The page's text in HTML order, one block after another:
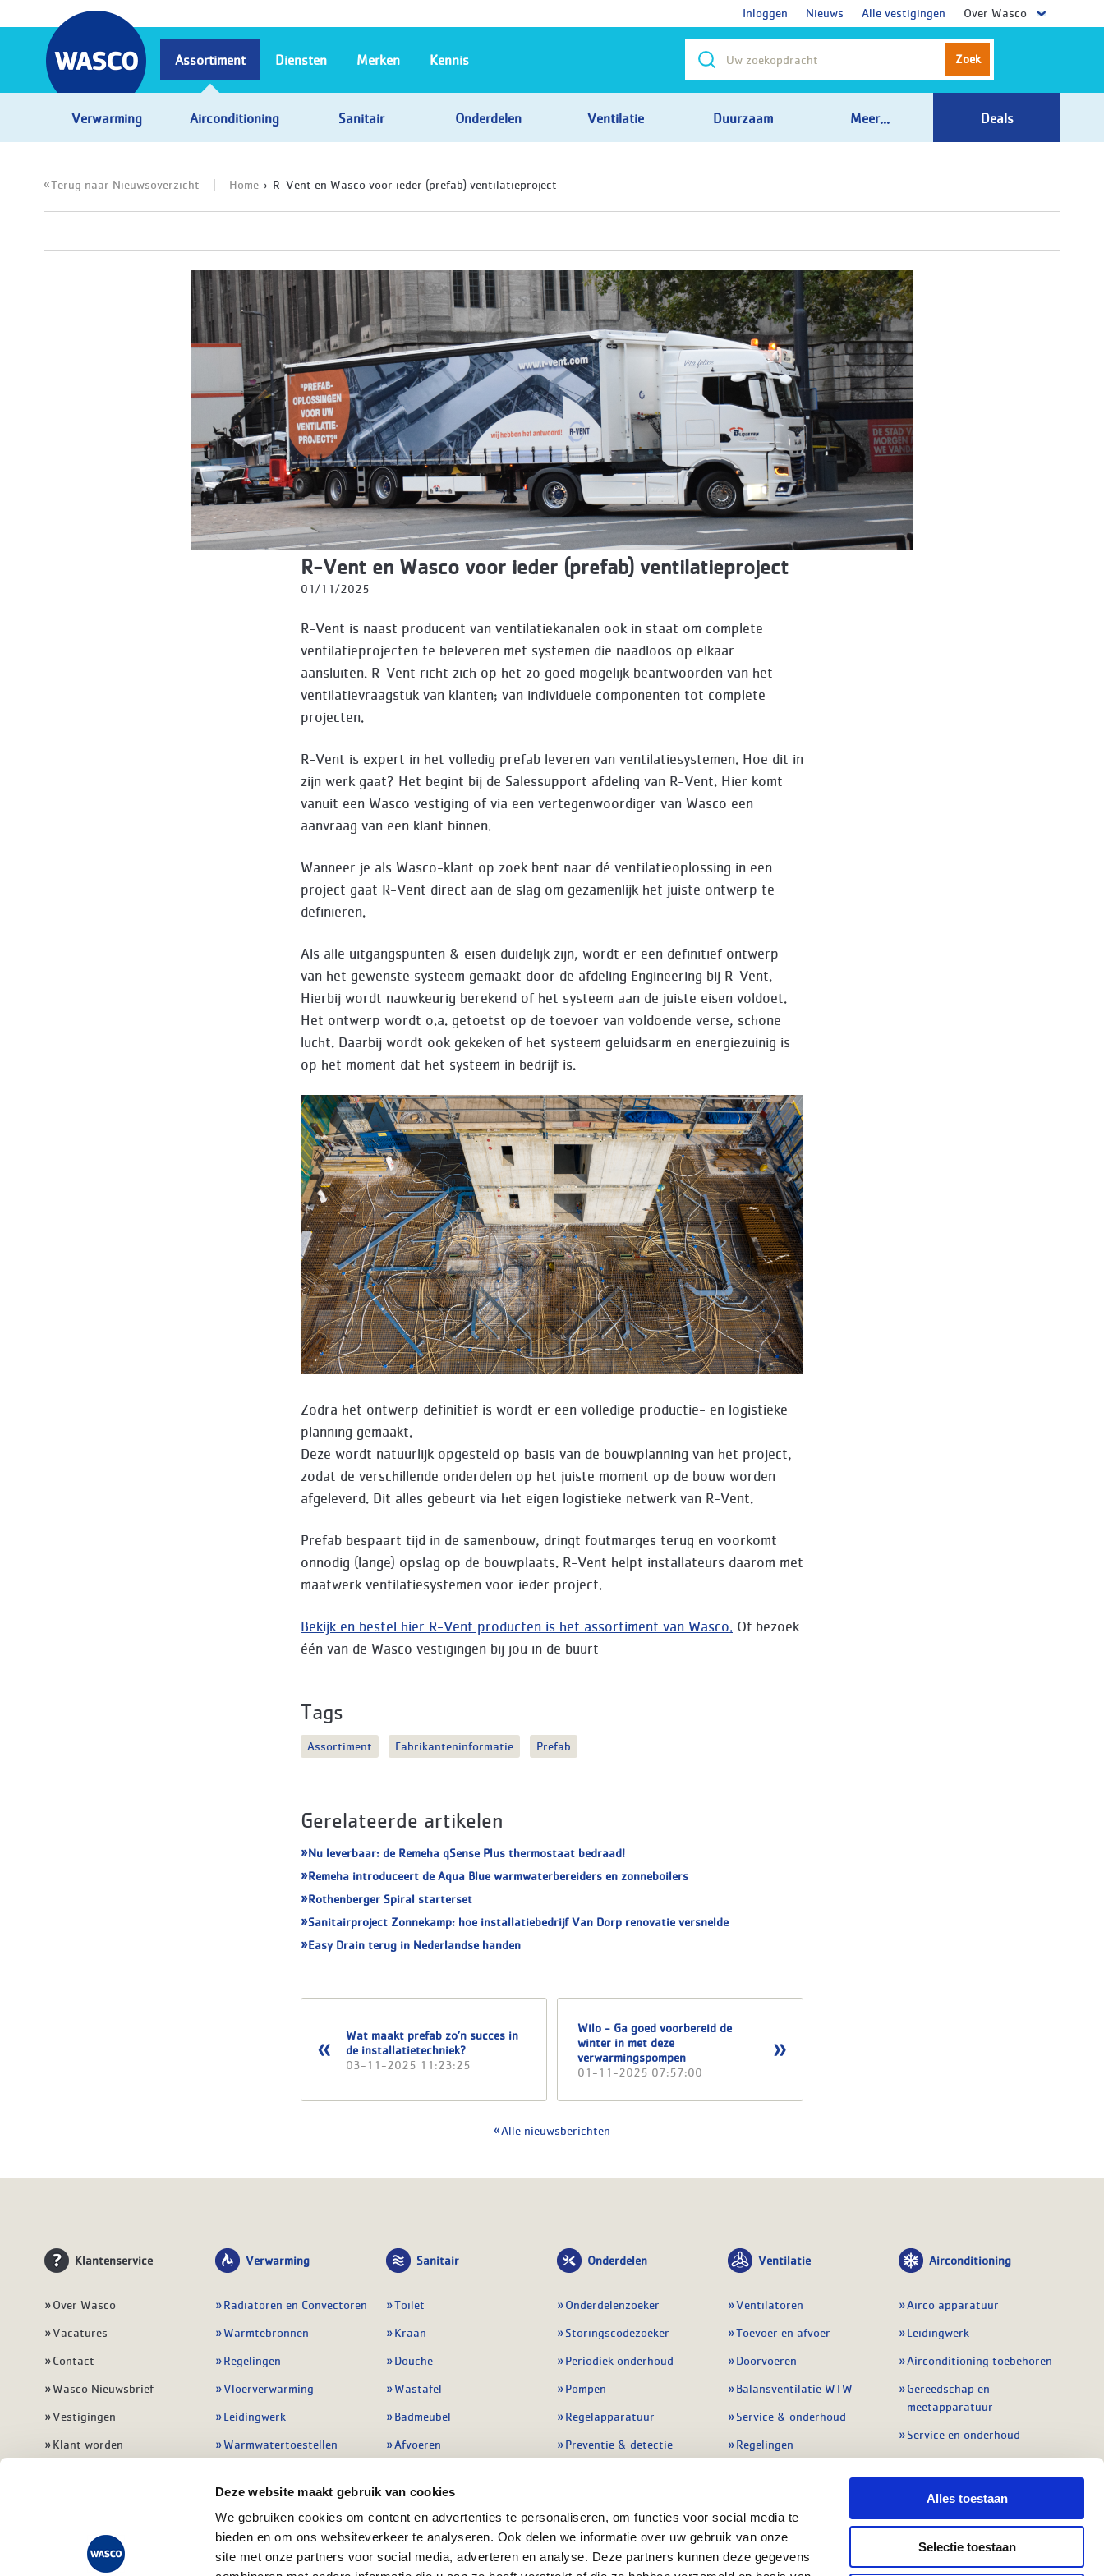
Deze website maakt gebruik van cookies
We gebruiken cookies om content en advertenties te personaliseren, om functies voor social media te
bieden en om ons websiteverkeer te analyseren. Ook delen we informatie over uw gebruik van onze
site met onze partners voor social media, adverteren en analyse. Deze partners kunnen deze gegevens
Alles toestaan
Selectie toestaan
Inloggen Nieuws Alle vestigingen Over Wasco
Zoek
Assortiment
Verwarming Airconditioning Sanitair Onderdelen Ventilatie Duurzaam Meer... Deals
Diensten Merken Kennis
Terug naar Nieuwsoverzicht Home R-Vent en Wasco voor ieder (prefab) ventilatieproject
R-Vent en Wasco voor ieder (prefab) ventilatieproject
01/11/2025
R-Vent is naast producent van ventilatiekanalen ook in staat om complete
ventilatieprojecten te beleveren met systemen die naadloos op elkaar
aansluiten. R-Vent richt zich op het zo goed mogelijk beantwoorden van het
ventilatievraagstuk van klanten; van individuele componenten tot complete
projecten.
R-Vent is expert in het volledig prefab leveren van ventilatiesystemen. Hoe dit in
zijn werk gaat? Het begint bij de Salessupport afdeling van R-Vent. Hier komt
vanuit een Wasco vestiging of via een vertegenwoordiger van Wasco een
aanvraag van een klant binnen.
Wanneer je als Wasco-klant op zoek bent naar dé ventilatieoplossing in een
project gaat R-Vent direct aan de slag om gezamenlijk het juiste ontwerp te
definiëren.
Als alle uitgangspunten & eisen duidelijk zijn, wordt er een definitief ontwerp
van het gewenste systeem gemaakt door de afdeling Engineering bij R-Vent.
Hierbij wordt nauwkeurig berekend of het systeem aan de juiste eisen voldoet.
Het ontwerp wordt o.a. getoetst op de toevoer van voldoende verse, schone
lucht. Daarbij wordt ook gekeken of het systeem geluidsarm en energiezuinig is
op het moment dat het systeem in bedrijf is.
Zodra het ontwerp definitief is wordt er een volledige productie- en logistieke
planning gemaakt.
Deze wordt natuurlijk opgesteld op basis van de bouwplanning van het project,
zodat de verschillende onderdelen op het juiste moment op de bouw worden
afgeleverd. Dit alles gebeurt via het eigen logistieke netwerk van R-Vent.
Prefab bespaart tijd in de samenbouw, dringt foutmarges terug en voorkomt
onnodig (lange) opslag op de bouwplaats. R-Vent helpt installateurs daarom met
maatwerk ventilatiesystemen voor ieder project.
Bekijk en bestel hier R-Vent producten is het assortiment van Wasco. Of bezoek
één van de Wasco vestigingen bij jou in de buurt
Tags
Assortiment Fabrikanteninformatie Prefab
Gerelateerde artikelen
Nu leverbaar: de Remeha qSense Plus thermostaat bedraad!
Remeha introduceert de Aqua Blue warmwaterbereiders en zonneboilers
Rothenberger Spiral starterset
Sanitairproject Zonnekamp: hoe installatiebedrijf Van Dorp renovatie versnelde
Easy Drain terug in Nederlandse handen
Wat maakt prefab zo’n succes in
de installatietechniek?
03-11-2025 11:23:25
Wilo - Ga goed voorbereid de
winter in met deze
verwarmingspompen
01-11-2025 07:57:00
Alle nieuwsberichten
Klantenservice
Over Wasco
Vacatures
Contact
Wasco Nieuwsbrief
Vestigingen
Klant worden
Verwarming
Radiatoren en Convectoren
Warmtebronnen
Regelingen
Vloerverwarming
Leidingwerk
Warmwatertoestellen
Sanitair
Toilet
Kraan
Douche
Wastafel
Badmeubel
Afvoeren
Onderdelen
Onderdelenzoeker
Storingscodezoeker
Periodiek onderhoud
Pompen
Regelapparatuur
Preventie & detectie
Ventilatie
Ventilatoren
Toevoer en afvoer
Doorvoeren
Balansventilatie WTW
Service & onderhoud
Regelingen
Airconditioning
Airco apparatuur
Leidingwerk
Airconditioning toebehoren
Gereedschap en
meetapparatuur
Service en onderhoud
Regelapparatuur